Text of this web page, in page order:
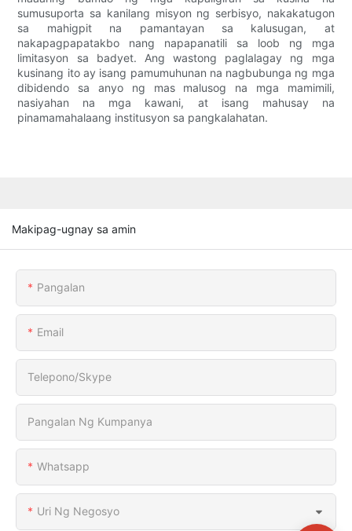
sumusuporta sa kanilang misyon ng serbisyo, nakakatugon
sa mahigpit na pamantayan sa kalusugan, at
nakapagpapatakbo nang napapanatili sa loob ng mga
limitasyon sa badyet. Ang wastong paglalagay ng mga
kusinang ito ay isang pamumuhunan na nagbubunga ng mga
dibidendo sa anyo ng mas malusog na mga mamimili,
nasiyahan na mga kawani, at isang mahusay na
pinamamahalaang institusyon sa pangkalahatan.
Makipag-ugnay sa amin
Pangalan
Email
Telepono/Skype
Pangalan Ng Kumpanya
Whatsapp
Uri Ng Negosyo